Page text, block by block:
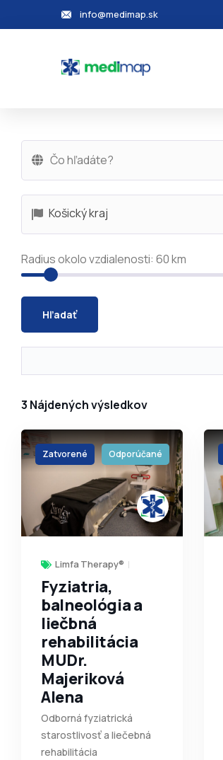
info@medimap.sk
Košický kraj
Radius okolo vzdialenosti: 60km
3 Nájdených výsledkov
Zatvorené Odporúčané
Limfa Therapy®
Fyziatria,
balneológia a
liečbná
rehabilitácia
MUDr.
Majeriková
Alena
Odborná fyziatrická
starostlivosť a liečebná
rehabilitácia